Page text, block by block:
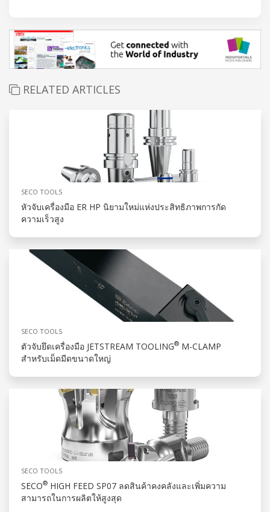
RELATED ARTICLES
SECO TOOLS
หัวจับเครื่องมือ ER HP นิยามใหม่แห่งประสิทธิภาพการกัด
ความเร็วสูง
SECO TOOLS
ตัวจับยึดเครื่องมือ JETSTREAM TOOLING® M-CLAMP
สำหรับเม็ดมีดขนาดใหญ่
SECO TOOLS
SECO® HIGH FEED SP07 ลดสินค้าคงคลังและเพิ่มความ
สามารถในการผลิตให้สูงสุด